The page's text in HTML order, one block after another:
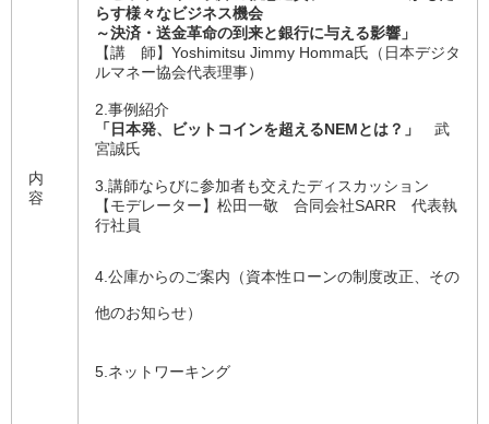
内
容
らす様々なビジネス機会
～決済・送金革命の到来と銀行に与える影響」
【講 師】Yoshimitsu Jimmy Homma氏（日本デジタ
ルマネー協会代表理事）
2.事例紹介
「日本発、ビットコインを超えるNEMとは？」
武
宮誠氏
3.講師ならびに参加者も交えたディスカッション
【モデレーター】松田一敬 合同会社SARR 代表執
行社員
4.公庫からのご案内（資本性ローンの制度改正、その
他のお知らせ）
5.ネットワーキング